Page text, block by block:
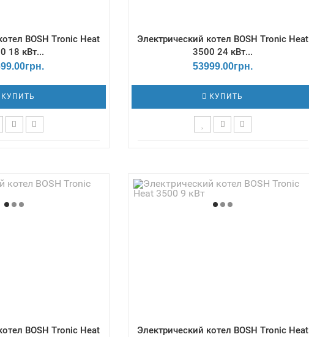
BOSH Tronic Heat
18 кВт...
КУПИТЬ
- min - 0.6 Бар;
ступеней
3 / КПД, % - 99,7
Электрический котел BOSH Tronic Heat
3500 24 кВт...
53999.00грн.
КУПИТЬ
300х416х712 / Давление - min - 0.6 Бар;
max - 3 Бар / Количество ступеней
мощности - 3 / КПД, % - 99,7
BOSH Tronic Heat
Электрический котел BOSH Tronic Heat